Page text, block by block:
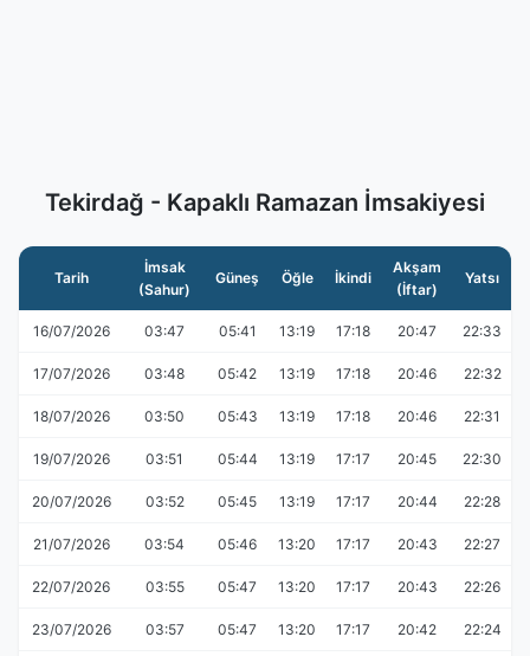
Tekirdağ - Kapaklı Ramazan İmsakiyesi
Tarih
İmsak
(Sahur)
Güneş Öğle İkindi
Akşam
(İftar)
Yatsı
16/07/2026 03:47 05:41 13:19 17:18 20:47 22:33
17/07/2026 03:48 05:42 13:19 17:18 20:46 22:32
18/07/2026 03:50 05:43 13:19 17:18 20:46 22:31
19/07/2026 03:51 05:44 13:19 17:17 20:45 22:30
20/07/2026 03:52 05:45 13:19 17:17 20:44 22:28
21/07/2026 03:54 05:46 13:20 17:17 20:43 22:27
22/07/2026 03:55 05:47 13:20 17:17 20:43 22:26
23/07/2026 03:57 05:47 13:20 17:17 20:42 22:24